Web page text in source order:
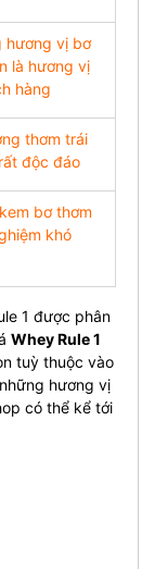
hương vị bơ
là hương vị
hàng
thơm trái
độc đáo
bơ thơm
khó
1 được phân
Whey Rule 1
tuỳ thuộc vào
hương vị
có thể kể tới